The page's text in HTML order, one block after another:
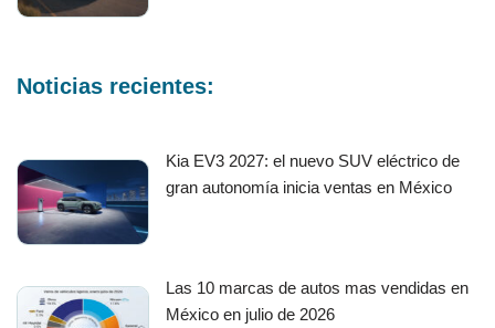
Noticias recientes:
Kia EV3 2027: el nuevo SUV eléctrico de
gran autonomía inicia ventas en México
Las 10 marcas de autos mas vendidas en
México en julio de 2026